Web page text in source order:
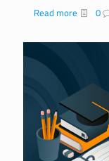
0
Read more